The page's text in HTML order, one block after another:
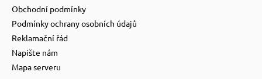
Obchodní podmínky
Podmínky ochrany osobních údajů
Reklamační řád
Napište nám
Mapa serveru